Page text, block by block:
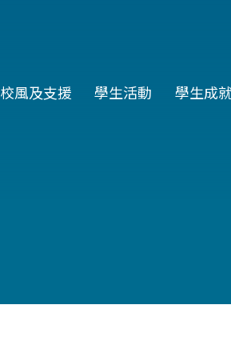
校風及支援 學生活動 學生成